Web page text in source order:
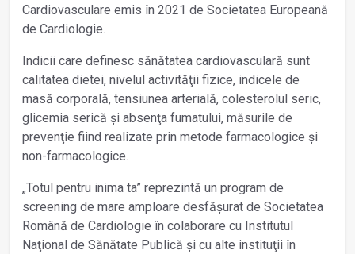
Cardiovasculare emis în 2021 de Societatea Europeană
de Cardiologie.
Indicii care definesc sănătatea cardiovasculară sunt
calitatea dietei, nivelul activităţii fizice, indicele de
masă corporală, tensiunea arterială, colesterolul seric,
glicemia serică și absenţa fumatului, măsurile de
prevenţie fiind realizate prin metode farmacologice și
non-farmacologice.
„Totul pentru inima ta” reprezintă un program de
screening de mare amploare desfășurat de Societatea
Română de Cardiologie în colaborare cu Institutul
Naţional de Sănătate Publică și cu alte instituţii în